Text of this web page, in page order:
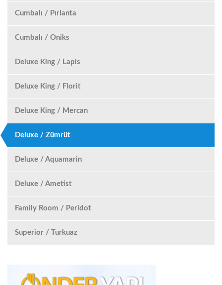
Cumbalı / Pırlanta
Cumbalı / Oniks
Deluxe King / Lapis
Deluxe King / Florit
Deluxe King / Mercan
Deluxe / Zümrüt
Deluxe / Aquamarin
Deluxe / Ametist
Family Room / Peridot
Superior / Turkuaz